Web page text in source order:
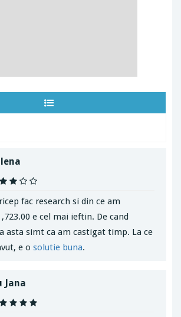
fac research si din ce am
e cel mai ieftin. De cand
asta simt ca am castigat timp. La ce
e o solutie buna.
Jana